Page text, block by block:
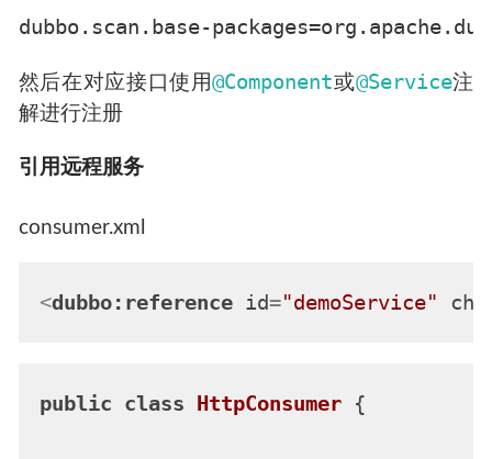
然后在对应接口使用@Component或@Service注
解进行注册
引用远程服务
consumer.xml
<dubbo:reference id="demoService"
public class HttpConsumer {